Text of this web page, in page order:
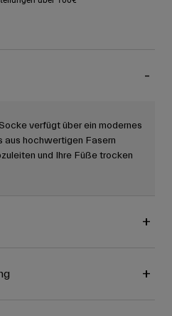
verfügt über ein modernes
aus hochwertigen Fasern
und Ihre Füße trocken